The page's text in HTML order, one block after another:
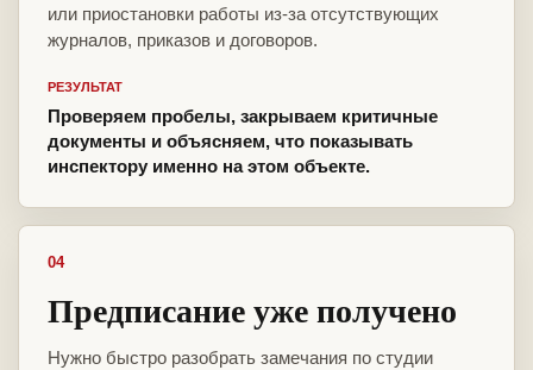
или приостановки работы из-за отсутствующих
журналов, приказов и договоров.
РЕЗУЛЬТАТ
Проверяем пробелы, закрываем критичные
документы и объясняем, что показывать
инспектору именно на этом объекте.
04
Предписание уже получено
Нужно быстро разобрать замечания по студии